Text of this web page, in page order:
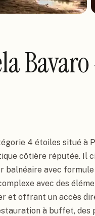
4 étoiles situé à
côtière réputée. Il
balnéaire avec
avec des
et offrant un accès
à buffet, des